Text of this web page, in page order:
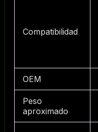
Compatibilidad
OEM
Peso
aproximado